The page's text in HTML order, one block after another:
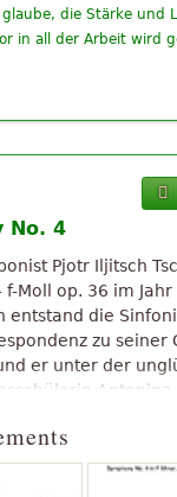
glaube, die Stärke und
in all der Arbeit wird
Please 5 stars.
Please 5 stars.“
No. 4
Pjotr Iljitsch
f-Moll op. 36 im
entstand die
zu seiner
er unter der
Antonina
„unsere
ami“. Die
uraufgeführt;